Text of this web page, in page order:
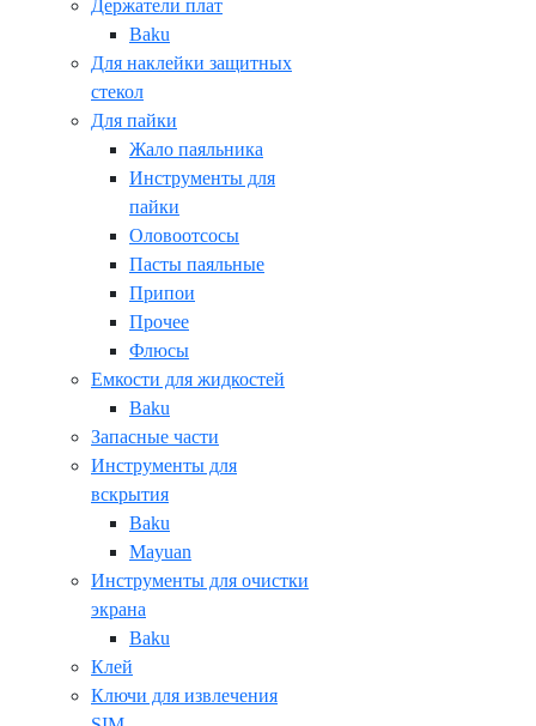
Держатели плат
Baku
Для наклейки защитных
стекол
Для пайки
Жало паяльника
Инструменты для
пайки
Оловоотсосы
Пасты паяльные
Припои
Прочее
Флюсы
Емкости для жидкостей
Baku
Запасные части
Инструменты для
вскрытия
Baku
Mayuan
Инструменты для очистки
экрана
Baku
Клей
Ключи для извлечения